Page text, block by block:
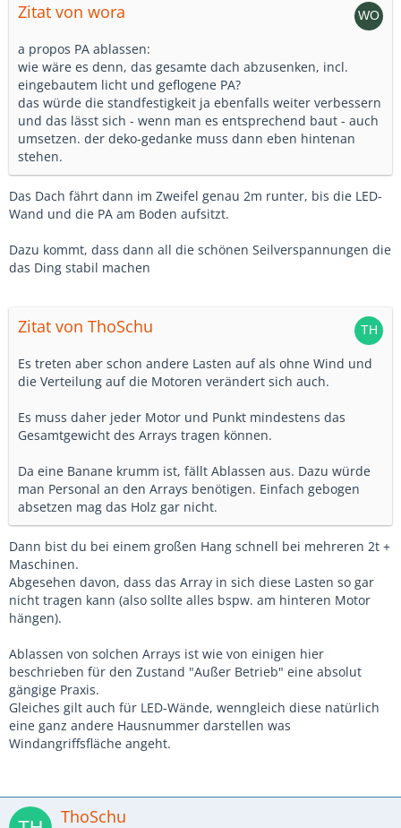
Zitat von wora
a propos PA ablassen:
wie wäre es denn, das gesamte dach abzusenken, incl.
eingebautem licht und geflogene PA?
das würde die standfestigkeit ja ebenfalls weiter verbessern
und das lässt sich - wenn man es entsprechend baut - auch
umsetzen. der deko-gedanke muss dann eben hintenan
stehen.
Das Dach fährt dann im Zweifel genau 2m runter, bis die LED-
Wand und die PA am Boden aufsitzt.
Dazu kommt, dass dann all die schönen Seilverspannungen die
das Ding stabil machen
Zitat von ThoSchu
Es treten aber schon andere Lasten auf als ohne Wind und
die Verteilung auf die Motoren verändert sich auch.
Es muss daher jeder Motor und Punkt mindestens das
Gesamtgewicht des Arrays tragen können.
Da eine Banane krumm ist, fällt Ablassen aus. Dazu würde
man Personal an den Arrays benötigen. Einfach gebogen
absetzen mag das Holz gar nicht.
Dann bist du bei einem großen Hang schnell bei mehreren 2t +
Maschinen.
Abgesehen davon, dass das Array in sich diese Lasten so gar
nicht tragen kann (also sollte alles bspw. am hinteren Motor
hängen).
Ablassen von solchen Arrays ist wie von einigen hier
beschrieben für den Zustand "Außer Betrieb" eine absolut
gängige Praxis.
Gleiches gilt auch für LED-Wände, wenngleich diese natürlich
eine ganz andere Hausnummer darstellen was
Windangriffsfläche angeht.
ThoSchu